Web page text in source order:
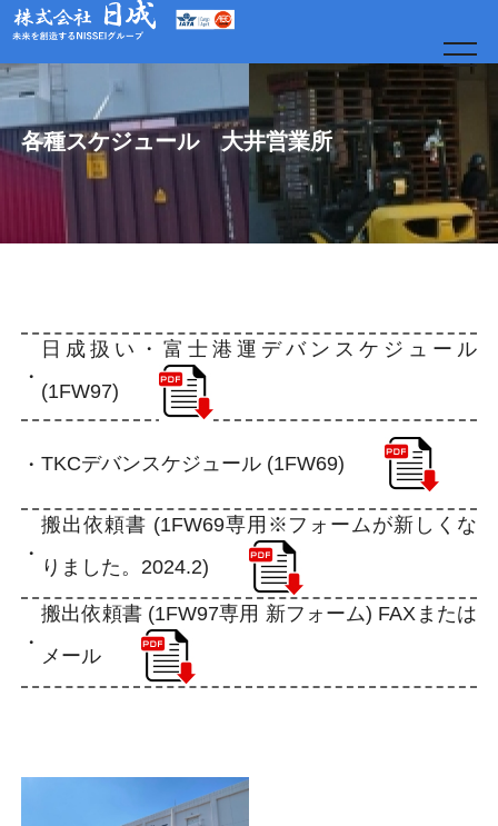
t
o
v
i
g
a
各種スケジュール 大井営業所
日成扱い・富士港運デバンスケジュール
(1FW97)
TKCデバンスケジュール (1FW69)
搬出依頼書 (1FW69専用※フォームが新しくな
りました。2024.2)
搬出依頼書 (1FW97専用 新フォーム) FAXまたは
メール